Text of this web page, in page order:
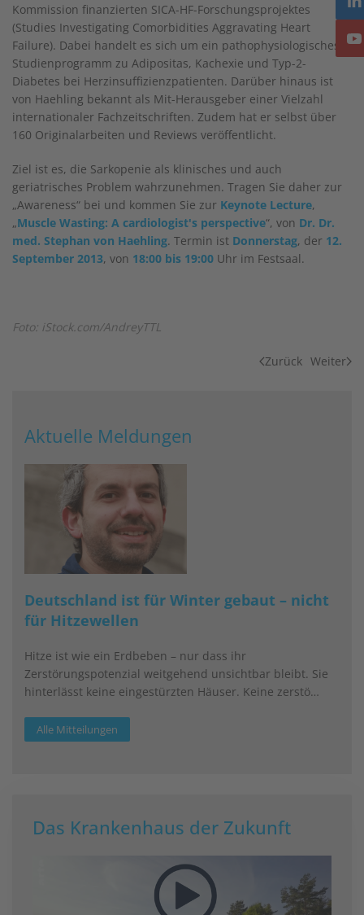
Kommission finanzierten SICA-HF-Forschungsprojektes
(Studies Investigating Comorbidities Aggravating Heart
Failure). Dabei handelt es sich um ein pathophysiologisches
Studienprogramm zu Adipositas, Kachexie und Typ-2-
Diabetes bei Herzinsuffizienzpatienten. Darüber hinaus ist
von Haehling bekannt als Mit-Herausgeber einer Vielzahl
internationaler Fachzeitschriften. Zudem hat er selbst über
160 Originalarbeiten und Reviews veröffentlicht.
Ziel ist es, die Sarkopenie als klinisches und auch
geriatrisches Problem wahrzunehmen. Tragen Sie daher zur
„Awareness“ bei und kommen Sie zur Keynote Lecture,
„Muscle Wasting: A cardiologist's perspective“, von Dr. Dr.
med. Stephan von Haehling. Termin ist Donnerstag, der 12.
September 2013, von 18:00 bis 19:00 Uhr im Festsaal.
Foto: iStock.com/AndreyTTL
Zurück Weiter
Aktuelle Meldungen
Deutschland ist für Winter gebaut – nicht
für Hitzewellen
Hitze ist wie ein Erdbeben – nur dass ihr
Zerstörungspotenzial weitgehend unsichtbar bleibt. Sie
hinterlässt keine eingestürzten Häuser. Keine zerstö…
Alle Mitteilungen
Das Krankenhaus der Zukunft